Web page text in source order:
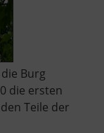
Burg
die ersten
Teile der